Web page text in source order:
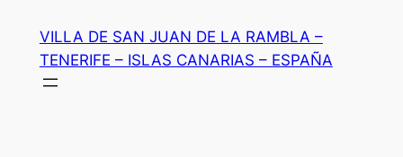
contenido
VILLA DE SAN JUAN DE LA RAMBLA –
TENERIFE – ISLAS CANARIAS – ESPAÑA